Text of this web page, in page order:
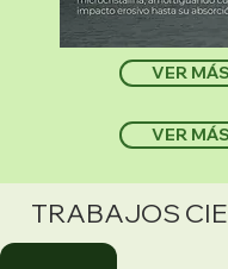
VER MÁS
VER MÁS
TRABAJOS